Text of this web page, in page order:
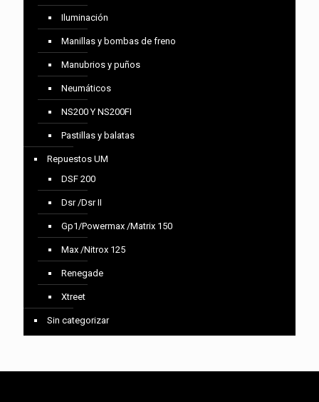
Iluminación
Manillas y bombas de freno
Manubrios y puños
Neumáticos
NS200 Y NS200FI
Pastillas y balatas
Repuestos UM
DSF 200
Dsr /Dsr II
Gp1/Powermax /Matrix 150
Max /Nitrox 125
Renegade
Xtreet
Sin categorizar